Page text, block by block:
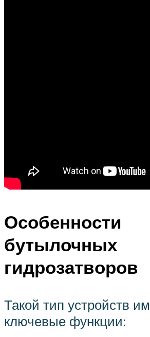
Особенности
бутылочных
гидрозатворов
Такой тип устройств
ключевые функции: